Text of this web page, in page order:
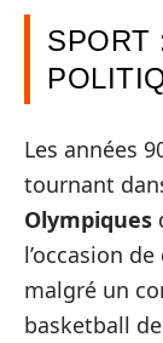
SPORT
Les années
tournant
Olympiques
l’occasion
malgré un
basketball